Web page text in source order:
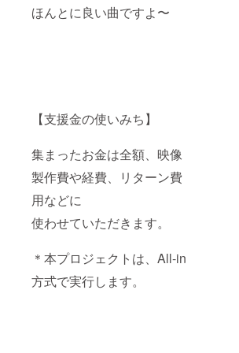
ほんとに良い曲ですよ〜
【支援金の使いみち】
集まったお金は全額、映像
製作費や経費、リターン費
用などに
使わせていただきます。
＊本プロジェクトは、All-in
方式で実行します。